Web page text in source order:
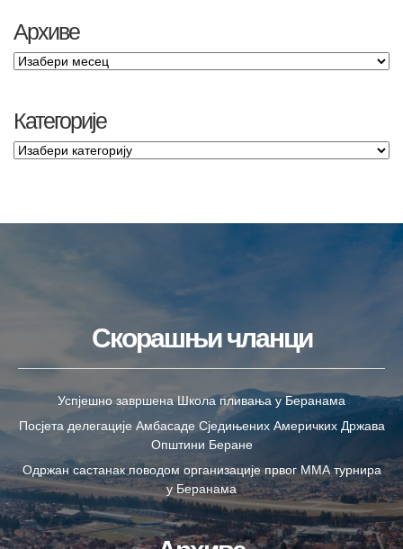
Архиве
Категорије
Скорашњи чланци
Успјешно завршена Школа пливања у Беранама
Посјета делегације Амбасаде Сједињених Америчких Држава
Општини Беране
Одржан састанак поводом организације првог ММА турнира
у Беранама